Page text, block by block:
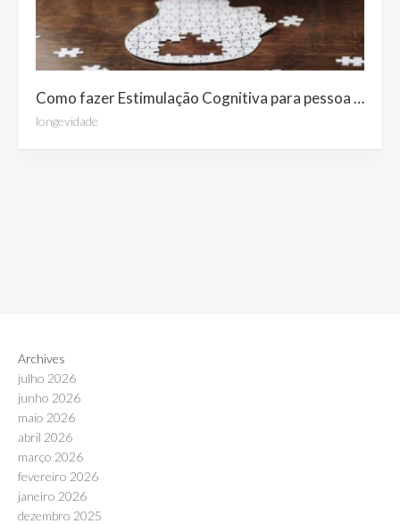
Como fazer Estimulação Cognitiva para pessoa idosa com Alzheimer? Fazendo atividades de atenção e memória?
longevidade
Archives
julho 2026
junho 2026
maio 2026
abril 2026
março 2026
fevereiro 2026
janeiro 2026
dezembro 2025